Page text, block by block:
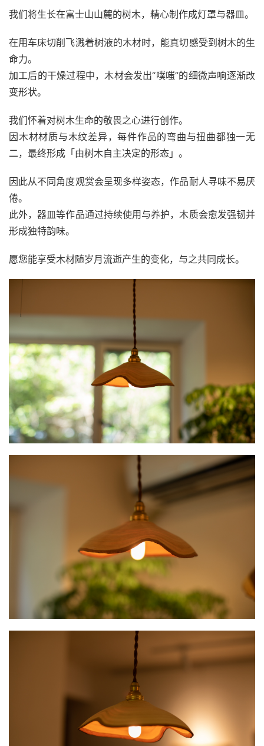
我们将生长在富士山山麓的树木，精心制作成灯罩与器皿。
在用车床切削飞溅着树液的木材时，能真切感受到树木的生
命力。
加工后的干燥过程中，木材会发出“噗嗤”的细微声响逐渐改
变形状。
我们怀着对树木生命的敬畏之心进行创作。
因木材材质与木纹差异，每件作品的弯曲与扭曲都独一无
二，最终形成「由树木自主决定的形态」。
因此从不同角度观赏会呈现多样姿态，作品耐人寻味不易厌
倦。
此外，器皿等作品通过持续使用与养护，木质会愈发强韧并
形成独特韵味。
愿您能享受木材随岁月流逝产生的变化，与之共同成长。